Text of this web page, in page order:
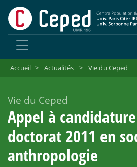
Accueil > Actualités > Vie du Ceped
Vie du Ceped
Appel à
doctorat 2011 en
anthropologie